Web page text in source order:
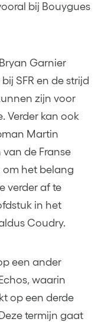
bij Bouygues
Garnier
SFR en de strijd
zijn voor
Verder kan ook
Martin
de Franse
om het belang
verder af te
in het
Coudry.
een ander
waarin
op een derde
termijn gaat